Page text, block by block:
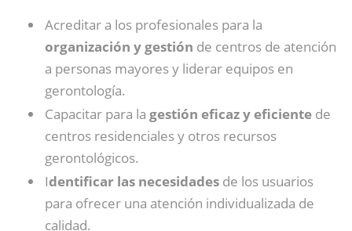
Acreditar a los profesionales para la
organización y gestión de centros de atención
a personas mayores y liderar equipos en
gerontología.
Capacitar para la gestión eficaz y eficiente de
centros residenciales y otros recursos
gerontológicos.
Identificar las necesidades de los usuarios
para ofrecer una atención individualizada de
calidad.